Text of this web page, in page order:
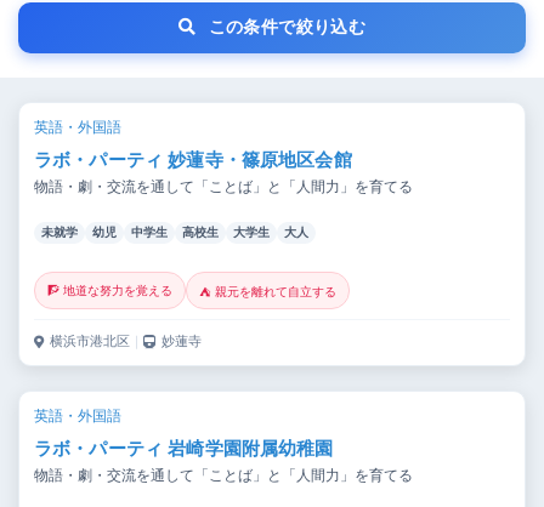
この条件で絞り込む
英語・外国語
ラボ・パーティ 妙蓮寺・篠原地区会館
物語・劇・交流を通して「ことば」と「人間力」を育てる
未就学 幼児 中学生 高校生 大学生 大人
🧗 地道な努力を覚える ⛺ 親元を離れて自立する
横浜市港北区 ｜ 妙蓮寺
英語・外国語
ラボ・パーティ 岩崎学園附属幼稚園
物語・劇・交流を通して「ことば」と「人間力」を育てる